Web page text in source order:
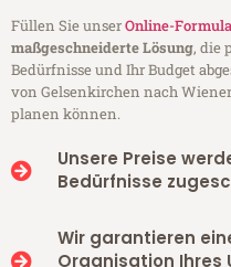
Füllen Sie unserOnline-
maßgeschneiderte Lösung, die
Bedürfnisse und Ihr Budget
von Gelsenkirchen nach
planen können.
Unsere Preise
Bedürfnisse
Wir garantieren
Organisation Ihres